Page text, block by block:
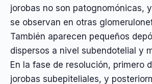
jorobas no son patognomónicas,
se observan en otras
También aparecen pequeños
dispersos a nivel subendotelial y
En la fase de resolución, primero
jorobas subepiteliales, y